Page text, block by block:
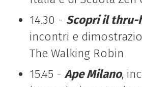
14.30 - Scopri il thru-
incontri e
The Walking Robin
15.45 - Ape Milano,